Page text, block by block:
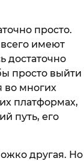
просто.
имеют
достаточно
просто выйти
во многих
платформах,
путь, его
другая. Но